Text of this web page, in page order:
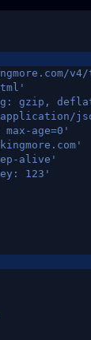
v4/
gzip,
application/
age=0'
alive'
123'